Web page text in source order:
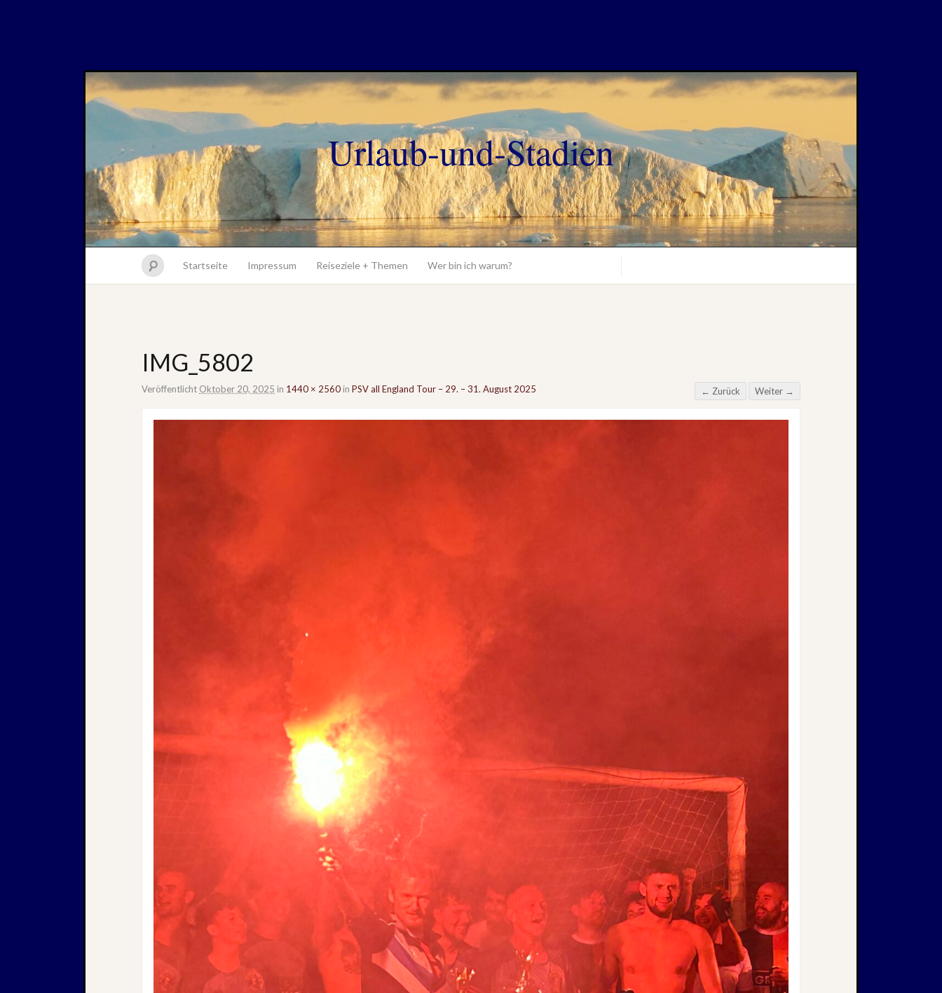
Urlaub-und-Stadien
Startseite Impressum Reiseziele + Themen Wer bin ich warum?
IMG_5802
Veröffentlicht Oktober 20, 2025 in 1440 × 2560 in PSV all England Tour – 29. – 31. August 2025 ← Zurück Weiter →